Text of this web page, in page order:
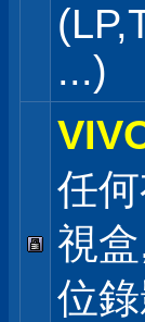
...)
任
視
位